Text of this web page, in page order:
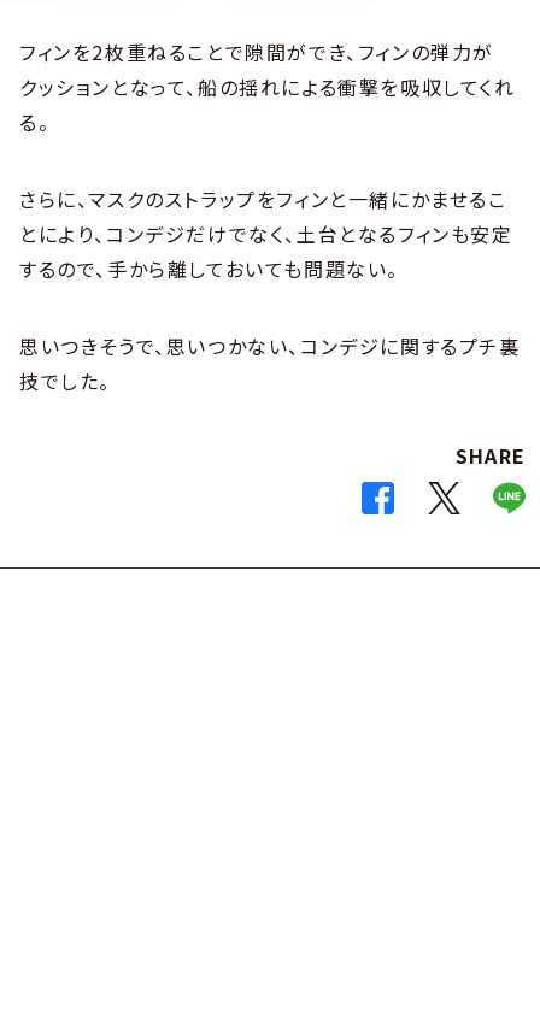
フィンを2枚重ねることで隙間ができ、フィンの弾力が
クッションとなって、船の揺れによる衝撃を吸収してくれ
る。
さらに、マスクのストラップをフィンと一緒にかませるこ
とにより、コンデジだけでなく、土台となるフィンも安定
するので、手から離しておいても問題ない。
思いつきそうで、思いつかない、コンデジに関するプチ裏
技でした。
SHARE